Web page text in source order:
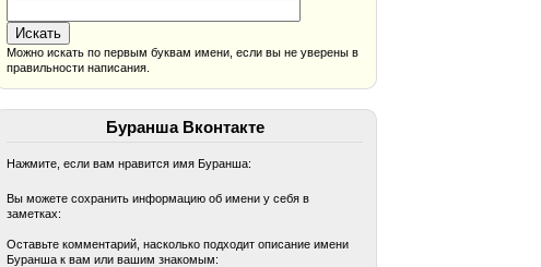
Можно искать по первым буквам имени, если вы не уверены в
правильности написания.
Буранша Вконтакте
Нажмите, если вам нравится имя Буранша:
Вы можете сохранить информацию об имени у себя в
заметках:
Оставьте комментарий, насколько подходит описание имени
Буранша к вам или вашим знакомым: